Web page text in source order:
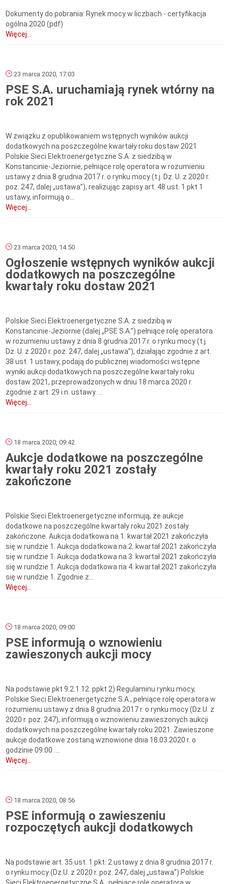
Dokumenty do pobrania: Rynek mocy w liczbach - certyfikacja
ogólna 2020 (pdf)
Więcej...
23 marca 2020, 17:03
PSE S.A. uruchamiają rynek wtórny na
rok 2021
W związku z opublikowaniem wstępnych wyników aukcji
dodatkowych na poszczególne kwartały roku dostaw 2021
Polskie Sieci Elektroenergetyczne S.A. z siedzibą w
Konstancinie-Jeziornie, pełniące rolę operatora w rozumieniu
ustawy z dnia 8 grudnia 2017 r. o rynku mocy (t.j. Dz. U. z 2020 r.
poz. 247, dalej „ustawa”), realizując zapisy art. 48 ust. 1 pkt 1
ustawy, informują o...
Więcej...
23 marca 2020, 14:50
Ogłoszenie wstępnych wyników aukcji
dodatkowych na poszczególne
kwartały roku dostaw 2021
Polskie Sieci Elektroenergetyczne S.A. z siedzibą w
Konstancinie-Jeziornie (dalej „PSE S.A.”) pełniące rolę operatora
w rozumieniu ustawy z dnia 8 grudnia 2017 r. o rynku mocy (t.j.
Dz. U. z 2020 r. poz. 247, dalej „ustawa”), działając zgodnie z art.
38 ust. 1 ustawy, podają do publicznej wiadomości wstępne
wyniki aukcji dodatkowych na poszczególne kwartały roku
dostaw 2021, przeprowadzonych w dniu 18 marca 2020 r.
zgodnie z art. 29 i n. ustawy. ...
Więcej...
18 marca 2020, 09:42
Aukcje dodatkowe na poszczególne
kwartały roku 2021 zostały
zakończone
Polskie Sieci Elektroenergetyczne informują, że aukcje
dodatkowe na poszczególne kwartały roku 2021 zostały
zakończone. Aukcja dodatkowa na 1. kwartał 2021 zakończyła
się w rundzie 1. Aukcja dodatkowa na 2. kwartał 2021 zakończyła
się w rundzie 1. Aukcja dodatkowa na 3. kwartał 2021 zakończyła
się w rundzie 1. Aukcja dodatkowa na 4. kwartał 2021 zakończyła
się w rundzie 1. Zgodnie z...
Więcej...
18 marca 2020, 09:00
PSE informują o wznowieniu
zawieszonych aukcji mocy
Na podstawie pkt 9.2.1.12. ppkt 2) Regulaminu rynku mocy,
Polskie Sieci Elektroenergetyczne S.A., pełniące rolę operatora w
rozumieniu ustawy z dnia 8 grudnia 2017 r. o rynku mocy (Dz.U. z
2020 r. poz. 247), informują o wznowieniu zawieszonych aukcji
dodatkowych na poszczególne kwartały roku 2021. Zawieszone
aukcje dodatkowe zostaną wznowione dnia 18.03.2020 r. o
godzinie 09:00. ...
Więcej...
18 marca 2020, 08:56
PSE informują o zawieszeniu
rozpoczętych aukcji dodatkowych
Na podstawie art. 35 ust. 1 pkt. 2 ustawy z dnia 8 grudnia 2017 r.
o rynku mocy (Dz.U. z 2020 r. poz. 247, dalej „ustawa”) Polskie